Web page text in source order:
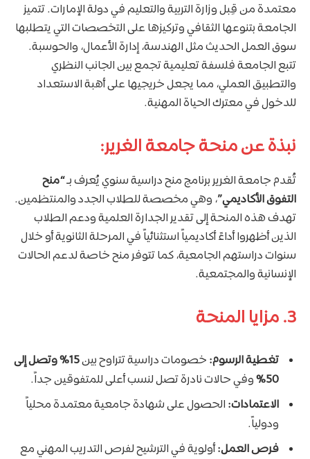
معتمدة من قِبل وزارة التربية والتعليم في دولة الإمارات. تتميز
الجامعة بتنوعها الثقافي وتركيزها على التخصصات التي يتطلبها
سوق العمل الحديث مثل الهندسة، إدارة الأعمال، والحوسبة.
تتبع الجامعة فلسفة تعليمية تجمع بين الجانب النظري
والتطبيق العملي، مما يجعل خريجيها على أهبة الاستعداد
للدخول في معترك الحياة المهنية.
نبذة عن منحة جامعة الغرير:
تُقدم جامعة الغرير برنامج منح دراسية سنوي يُعرف بـ“منح
التفوق الأكاديمي”، وهي مخصصة للطلاب الجدد والمنتظمين.
تهدف هذه المنحة إلى تقدير الجدارة العلمية ودعم الطلاب
الذين أظهروا أداءً أكاديمياً استثنائياً في المرحلة الثانوية أو خلال
سنوات دراستهم الجامعية، كما تتوفر منح خاصة لدعم الحالات
الإنسانية والمجتمعية.
3. مزايا المنحة
تغطية الرسوم: خصومات دراسية تتراوح بين
15% وتصل إلى
50%
وفي حالات نادرة تصل لنسب أعلى للمتفوقين جداً.
الاعتمادات: الحصول على شهادة جامعية معتمدة محلياً
ودولياً.
فرص العمل:أولوية في الترشيح لفرص التدريب المهني مع